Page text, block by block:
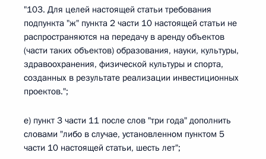
"103. Для целей настоящей статьи требования
подпункта "ж" пункта 2 части 10 настоящей статьи не
распространяются на передачу в аренду объектов
(части таких объектов) образования, науки, культуры,
здравоохранения, физической культуры и спорта,
созданных в результате реализации инвестиционных
проектов.";
е) пункт 3 части 11 после слов "три года" дополнить
словами "либо в случае, установленном пунктом 5
части 10 настоящей статьи, шесть лет";